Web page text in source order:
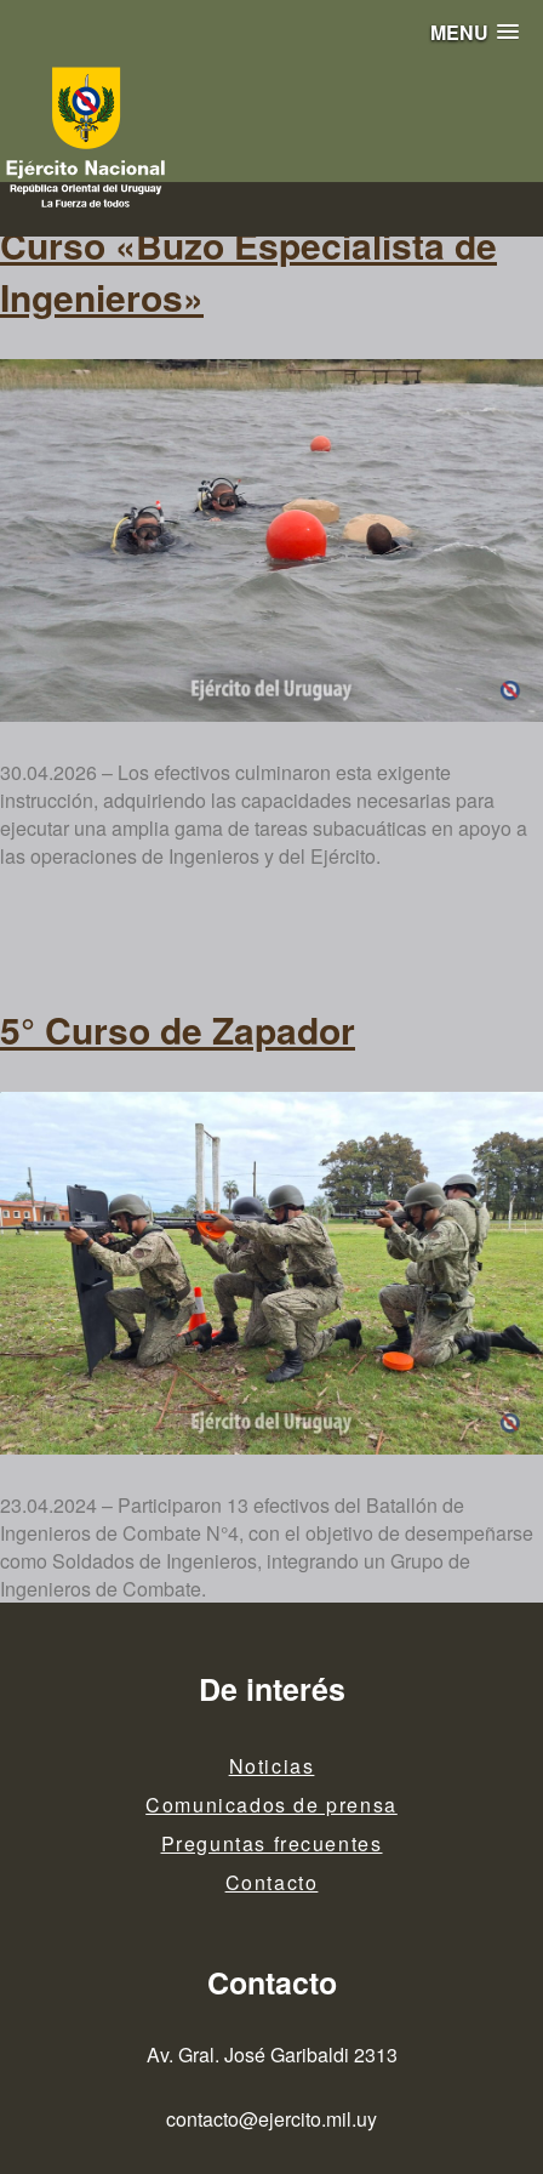
MENU
demoliciones
Curso «Buzo Especialista de
Ingenieros»
30.04.2026 – Los efectivos culminaron esta exigente
instrucción, adquiriendo las capacidades necesarias para
ejecutar una amplia gama de tareas subacuáticas en apoyo a
las operaciones de Ingenieros y del Ejército.
5° Curso de Zapador
23.04.2024 – Participaron 13 efectivos del Batallón de
Ingenieros de Combate N°4, con el objetivo de desempeñarse
como Soldados de Ingenieros, integrando un Grupo de
Ingenieros de Combate.
De interés
Noticias
Comunicados de prensa
Preguntas frecuentes
Contacto
Contacto
Av. Gral. José Garibaldi 2313
contacto@ejercito.mil.uy